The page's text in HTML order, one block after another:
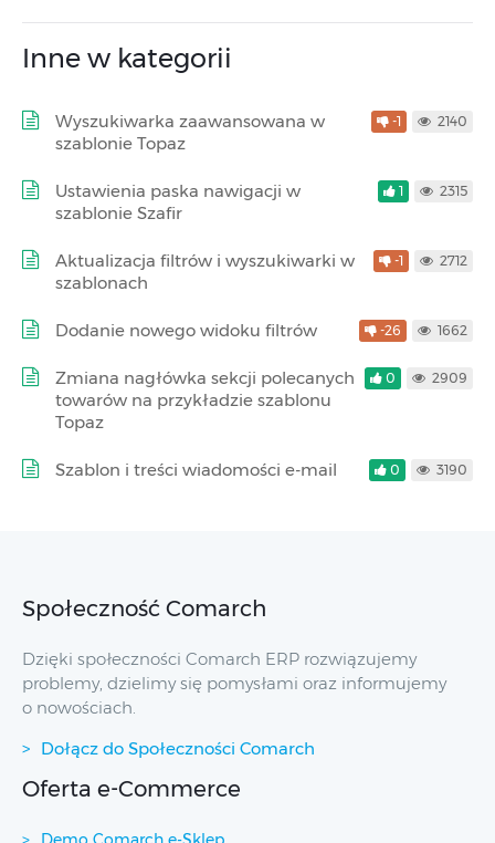
Inne w kategorii
Wyszukiwarka zaawansowana w
szablonie Topaz
-1 2140
Ustawienia paska nawigacji w
szablonie Szafir
1 2315
Aktualizacja filtrów i wyszukiwarki w
szablonach
-1 2712
Dodanie nowego widoku filtrów -26 1662
Zmiana nagłówka sekcji polecanych
towarów na przykładzie szablonu
Topaz
0 2909
Szablon i treści wiadomości e-mail 0 3190
Społeczność Comarch
Dzięki społeczności Comarch ERP rozwiązujemy
problemy, dzielimy się pomysłami oraz informujemy
o nowościach.
Dołącz do Społeczności Comarch
Oferta e-Commerce